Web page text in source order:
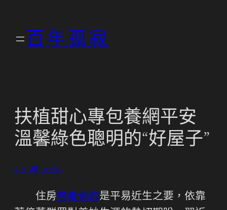
百年孤寂
扶植甜心專包養網平安
溫馨綠色聰明的“好屋子”
6 2 月, 2026
住房包養合約是平易近生之要，依靠